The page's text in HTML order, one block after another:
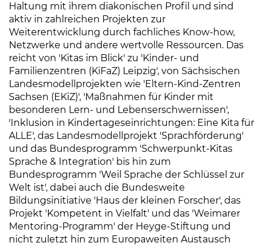
Haltung mit ihrem diakonischen Profil und sind
aktiv in zahlreichen Projekten zur
Weiterentwicklung durch fachliches Know-how,
Netzwerke und andere wertvolle Ressourcen. Das
reicht von 'Kitas im Blick' zu 'Kinder- und
Familienzentren (KiFaZ) Leipzig', von Sächsischen
Landesmodellprojekten wie 'Eltern-Kind-Zentren
Sachsen (EKiZ)', 'Maßnahmen für Kinder mit
besonderen Lern- und Lebenserschwernissen',
'Inklusion in Kindertageseinrichtungen: Eine Kita für
ALLE', das Landesmodellprojekt 'Sprachförderung'
und das Bundesprogramm 'Schwerpunkt-Kitas
Sprache & Integration' bis hin zum
Bundesprogramm 'Weil Sprache der Schlüssel zur
Welt ist', dabei auch die Bundesweite
Bildungsinitiative 'Haus der kleinen Forscher', das
Projekt 'Kompetent in Vielfalt' und das 'Weimarer
Mentoring-Programm' der Heyge-Stiftung und
nicht zuletzt hin zum Europaweiten Austausch